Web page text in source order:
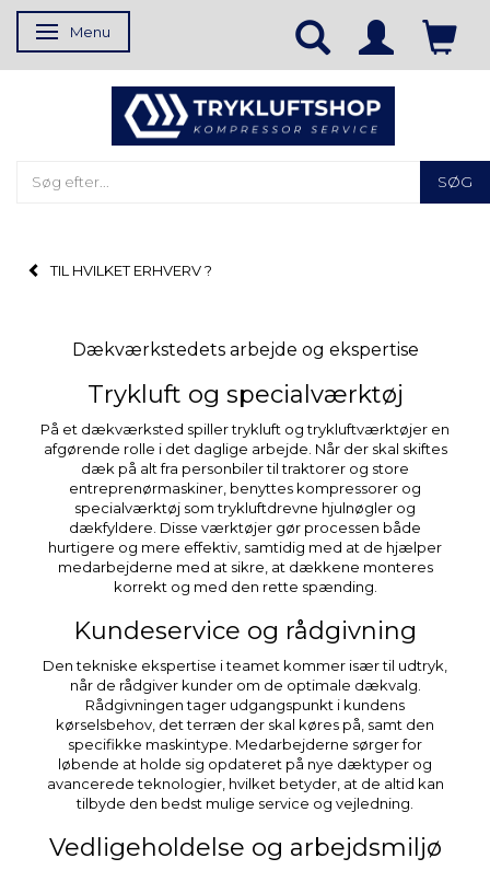
Skifte navigation
Menu
SØG
TIL HVILKET ERHVERV ?
Dækværkstedets arbejde og ekspertise
Trykluft og specialværktøj
På et dækværksted spiller trykluft og trykluftværktøjer en
afgørende rolle i det daglige arbejde. Når der skal skiftes
dæk på alt fra personbiler til traktorer og store
entreprenørmaskiner, benyttes kompressorer og
specialværktøj som trykluftdrevne hjulnøgler og
dækfyldere. Disse værktøjer gør processen både
hurtigere og mere effektiv, samtidig med at de hjælper
medarbejderne med at sikre, at dækkene monteres
korrekt og med den rette spænding.
Kundeservice og rådgivning
Den tekniske ekspertise i teamet kommer især til udtryk,
når de rådgiver kunder om de optimale dækvalg.
Rådgivningen tager udgangspunkt i kundens
kørselsbehov, det terræn der skal køres på, samt den
specifikke maskintype. Medarbejderne sørger for
løbende at holde sig opdateret på nye dæktyper og
avancerede teknologier, hvilket betyder, at de altid kan
tilbyde den bedst mulige service og vejledning.
Vedligeholdelse og arbejdsmiljø